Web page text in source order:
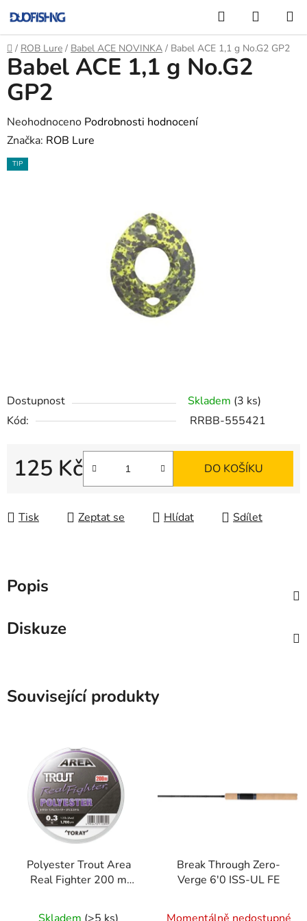
na
obsah
Hledat
KOŠÍK
Domů
/ ROB Lure / Babel ACE NOVINKA / Babel ACE 1,1 g No.G2 GP2
Dostupnost Skladem (3 ks)
Kód:
RRBB-555421
125 Kč DO KOŠÍKU
Tisk Zeptat se Hlídat Sdílet
Babel ACE 1,1 g No.G2
GP2
Průměrné
hodnocení
produktu
Neohodnoceno Podrobnosti hodnocení
Značka: ROB Lure
TIP
Popis
Diskuze
Související produkty
Polyester Trout Area
Real Fighter 200 m
Break Through Zero-
Verge 6'0 ISS-UL FE